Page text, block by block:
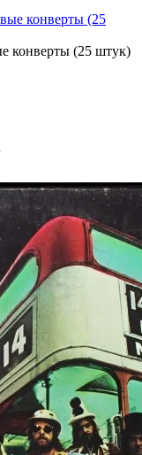
конверты (25 штук)